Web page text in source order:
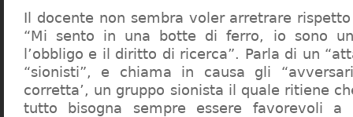
Il docente non sembra voler arretrare
“Mi sento in una botte di ferro, io sono
l’obbligo e il diritto di ricerca”. Parla di un
“sionisti”, e chiama in causa gli
corretta’, un gruppo sionista il quale ritiene
tutto bisogna sempre essere favorevoli a